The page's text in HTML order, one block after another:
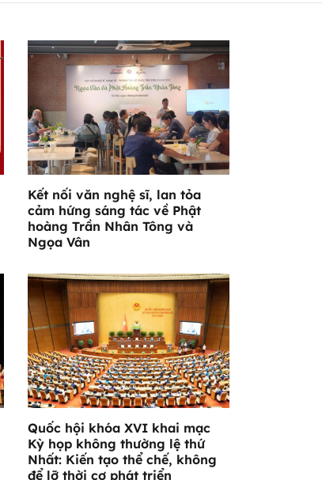
Kết nối văn nghệ sĩ, lan tỏa
cảm hứng sáng tác về Phật
hoàng Trần Nhân Tông và
Ngọa Vân
Quốc hội khóa XVI khai mạc
Kỳ họp không thường lệ thứ
Nhất: Kiến tạo thể chế, không
để lỡ thời cơ phát triển